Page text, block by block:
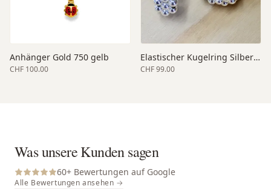
Anhänger Gold 750 gelb
CHF 100.00
Elastischer Kugelring Silber dreireihig
CHF 99.00
Was unsere Kunden sagen
60+ Bewertungen auf Google
Alle Bewertungen ansehen →